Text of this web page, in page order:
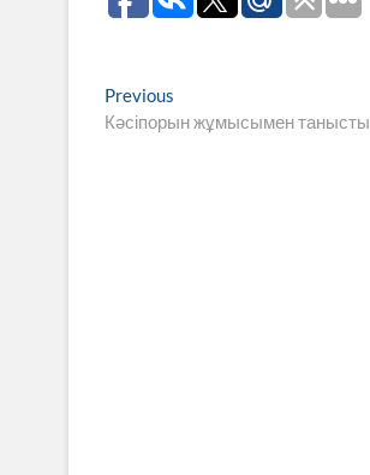
Навигация
по
Previous
post:
Кәсіпорын жұмысымен танысты